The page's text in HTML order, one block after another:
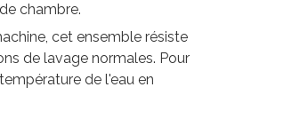
chambre.
cet ensemble résiste
de lavage normales. Pour
de l'eau en